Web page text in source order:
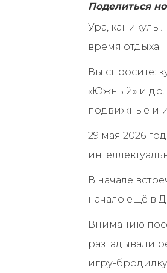
Поделиться
Ура,
время отдыха.
Вы спросите:
«Южный» и др.
подвижные и
29 мая 2026
В начале
начало ещё в
Вниманию
разгадывали
игру-